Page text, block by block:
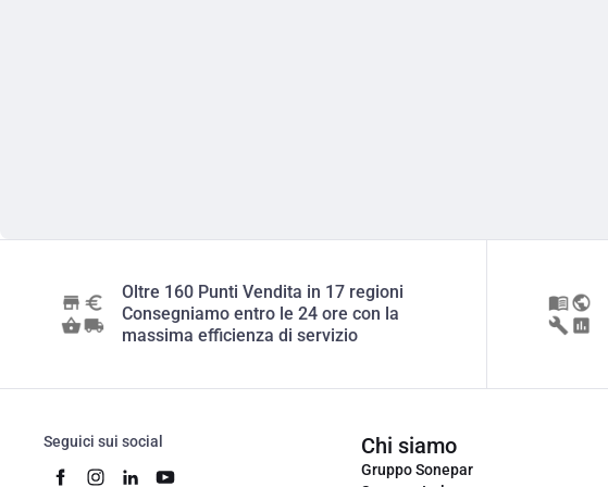
Oltre 160 Punti Vendita in 17 regioni
Consegniamo entro le 24 ore con la
massima efficienza di servizio
Seguici sui social Chi siamo
Gruppo Sonepar